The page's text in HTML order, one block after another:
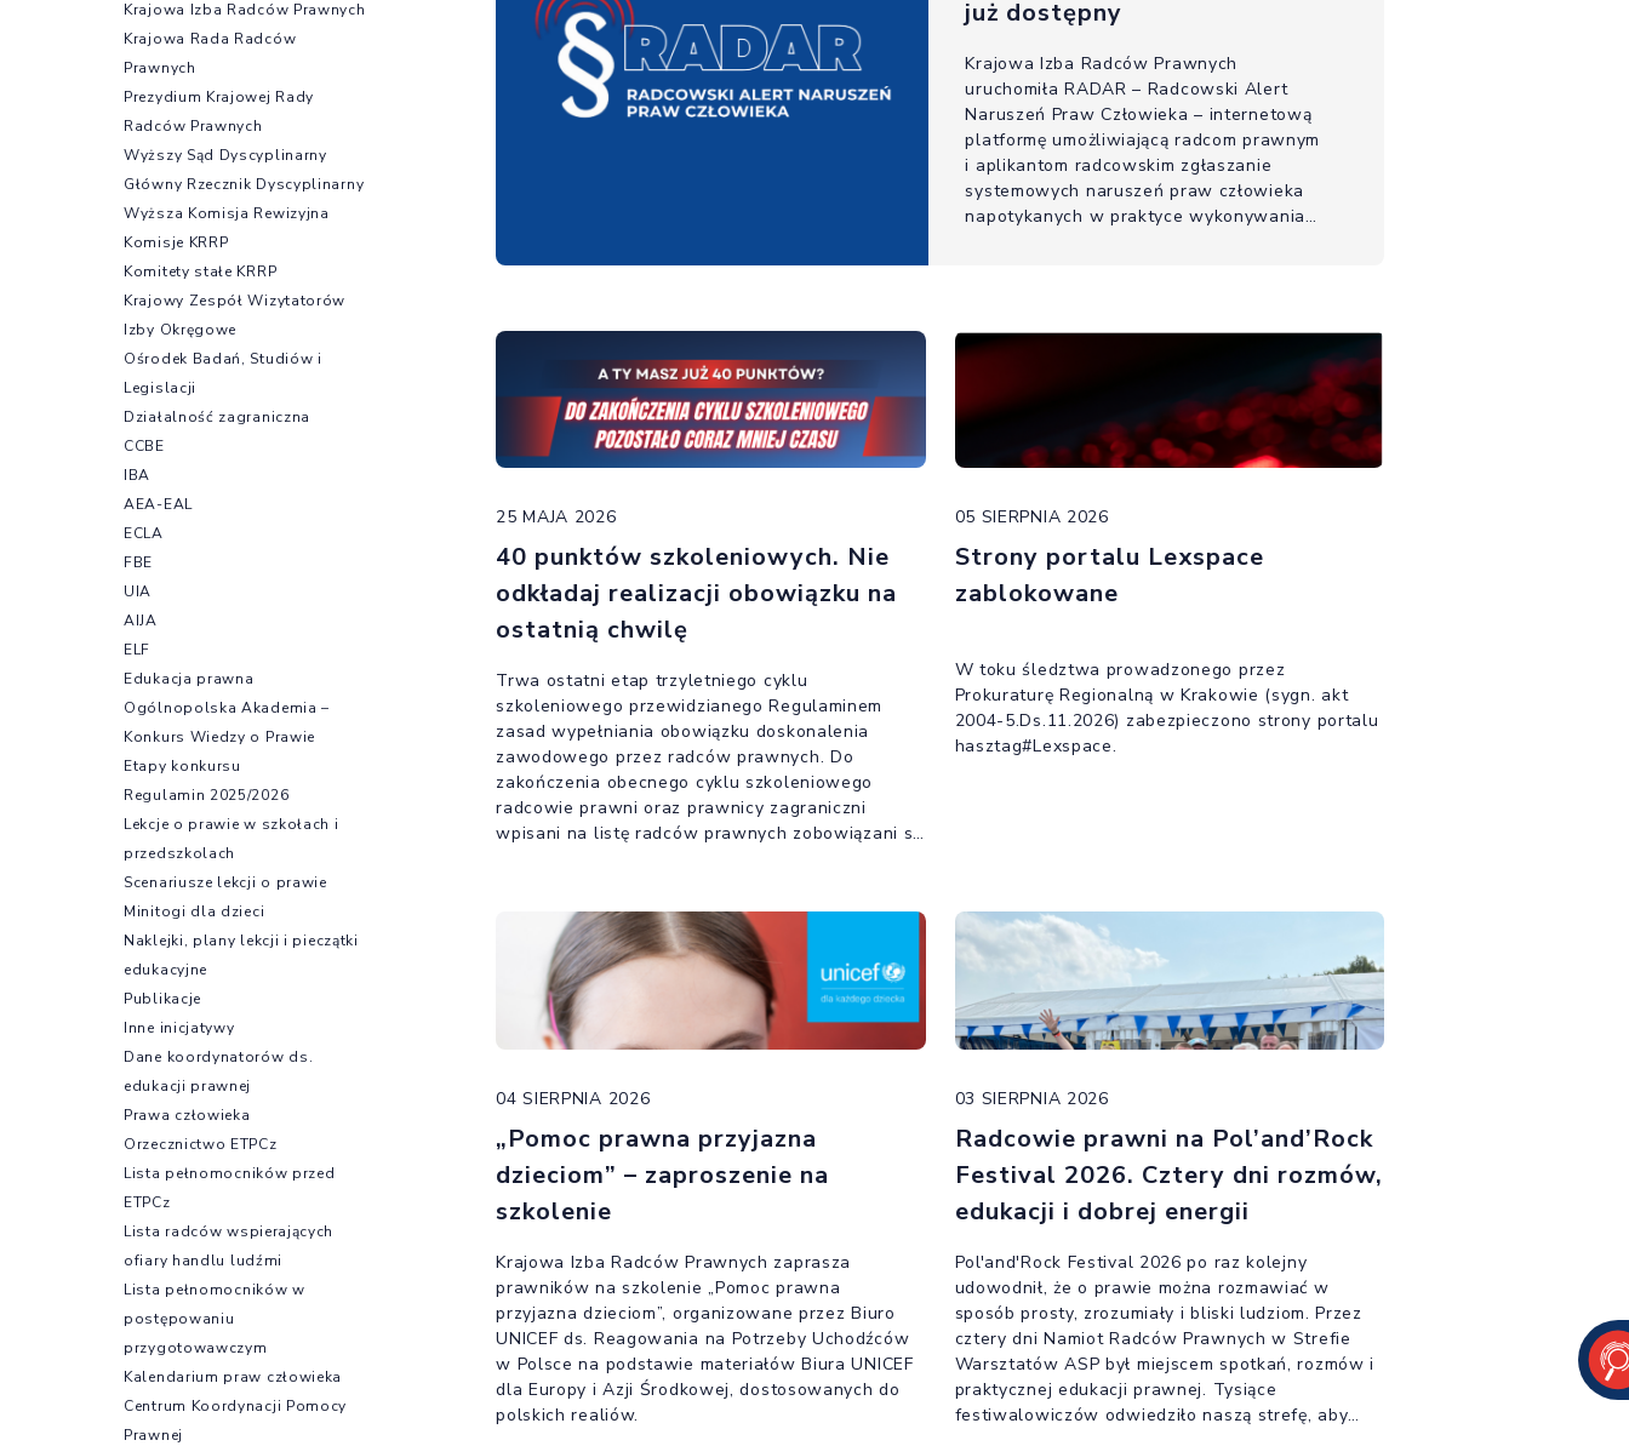
już dostępny
Krajowa Izba Radców Prawnych
uruchomiła RADAR – Radcowski Alert
Naruszeń Praw Człowieka – internetową
platformę umożliwiającą radcom prawnym
i aplikantom radcowskim zgłaszanie
systemowych naruszeń praw człowieka
napotykanych w praktyce wykonywania
25 MAJA 2026
40 punktów szkoleniowych. Nie
odkładaj realizacji obowiązku na
ostatnią chwilę
Trwa ostatni etap trzyletniego cyklu
szkoleniowego przewidzianego Regulaminem
zasad wypełniania obowiązku doskonalenia
zawodowego przez radców prawnych. Do
zakończenia obecnego cyklu szkoleniowego
radcowie prawni oraz prawnicy zagraniczni
wpisani na listę radców prawnych zobowiązani są
05 SIERPNIA 2026
Strony portalu Lexspace
zablokowane
W toku śledztwa prowadzonego przez
Prokuraturę Regionalną w Krakowie (sygn. akt
2004-5.Ds.11.2026) zabezpieczono strony portalu
hasztag#Lexspace.
04 SIERPNIA 2026
„Pomoc prawna przyjazna
dzieciom” – zaproszenie na
szkolenie
Krajowa Izba Radców Prawnych zaprasza
prawników na szkolenie „Pomoc prawna
przyjazna dzieciom”, organizowane przez Biuro
UNICEF ds. Reagowania na Potrzeby Uchodźców
w Polsce na podstawie materiałów Biura UNICEF
dla Europy i Azji Środkowej, dostosowanych do
polskich realiów.
03 SIERPNIA 2026
Radcowie prawni na Pol’and’Rock
Festival 2026. Cztery dni rozmów,
edukacji i dobrej energii
Pol'and'Rock Festival 2026 po raz kolejny
udowodnił, że o prawie można rozmawiać w
sposób prosty, zrozumiały i bliski ludziom. Przez
cztery dni Namiot Radców Prawnych w Strefie
Warsztatów ASP był miejscem spotkań, rozmów i
praktycznej edukacji prawnej. Tysiące
festiwalowiczów odwiedziło naszą strefę, aby
Krajowa Izba Radców Prawnych
Krajowa Rada Radców
Prawnych
Prezydium Krajowej Rady
Radców Prawnych
Wyższy Sąd Dyscyplinarny
Główny Rzecznik Dyscyplinarny
Wyższa Komisja Rewizyjna
Komisje KRRP
Komitety stałe KRRP
Krajowy Zespół Wizytatorów
Izby Okręgowe
Ośrodek Badań, Studiów i
Legislacji
Działalność zagraniczna
CCBE
IBA
AEA-EAL
ECLA
FBE
UIA
AIJA
ELF
Edukacja prawna
Ogólnopolska Akademia –
Konkurs Wiedzy o Prawie
Etapy konkursu
Regulamin 2025/2026
Lekcje o prawie w szkołach i
przedszkolach
Scenariusze lekcji o prawie
Minitogi dla dzieci
Naklejki, plany lekcji i pieczątki
edukacyjne
Publikacje
Inne inicjatywy
Dane koordynatorów ds.
edukacji prawnej
Prawa człowieka
Orzecznictwo ETPCz
Lista pełnomocników przed
ETPCz
Lista radców wspierających
ofiary handlu ludźmi
Lista pełnomocników w
postępowaniu
przygotowawczym
Kalendarium praw człowieka
Centrum Koordynacji Pomocy
Prawnej